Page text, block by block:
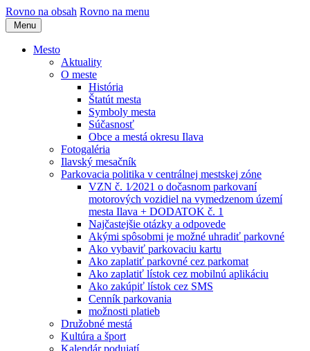
Rovno na obsah Rovno na menu
Menu
Mesto
Aktuality
O meste
História
Štatút mesta
Symboly mesta
Súčasnosť
Obce a mestá okresu Ilava
Fotogaléria
Ilavský mesačník
Parkovacia politika v centrálnej mestskej zóne
VZN č. 1⁄2021 o dočasnom parkovaní
motorových vozidiel na vymedzenom území
mesta Ilava + DODATOK č. 1
Najčastejšie otázky a odpovede
Akými spôsobmi je možné uhradiť parkovné
Ako vybaviť parkovaciu kartu
Ako zaplatiť parkovné cez parkomat
Ako zaplatiť lístok cez mobilnú aplikáciu
Ako zakúpiť lístok cez SMS
Cenník parkovania
možnosti platieb
Družobné mestá
Kultúra a šport
Kalendár podujatí